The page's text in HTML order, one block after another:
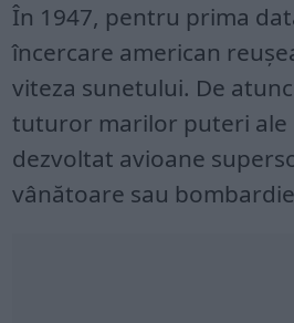
În 1947, pentru prima
încercare american
viteza sunetului. De
tuturor marilor puteri ale
dezvoltat avioane
vânătoare sau